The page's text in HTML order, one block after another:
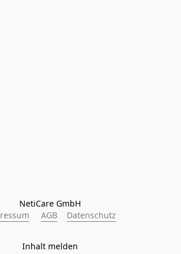
NetiCare GmbH
AGB Datenschutz
Inhalt melden